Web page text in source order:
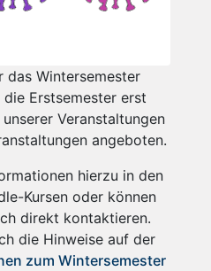
das Wintersemester
Erstsemester erst
Veranstaltungen
angeboten.
hierzu in den
Kursen oder können
direkt kontaktieren.
die Hinweise auf der
zum Wintersemester